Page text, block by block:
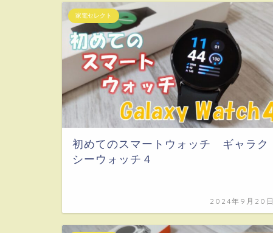
家電セレクト
初めてのスマートウォッチ ギャラク
シーウォッチ４
2024年9月20日